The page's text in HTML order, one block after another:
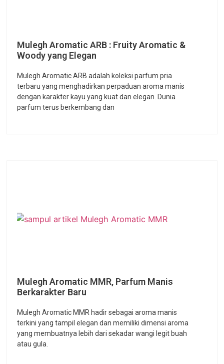
Mulegh Aromatic ARB : Fruity Aromatic &
Woody yang Elegan
Mulegh Aromatic ARB adalah koleksi parfum pria
terbaru yang menghadirkan perpaduan aroma manis
dengan karakter kayu yang kuat dan elegan. Dunia
parfum terus berkembang dan
Mulegh Aromatic MMR, Parfum Manis
Berkarakter Baru
Mulegh Aromatic MMR hadir sebagai aroma manis
terkini yang tampil elegan dan memiliki dimensi aroma
yang membuatnya lebih dari sekadar wangi legit buah
atau gula.